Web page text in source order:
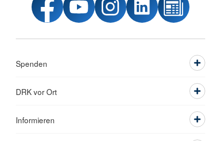
Spenden
DRK vor Ort
Informieren